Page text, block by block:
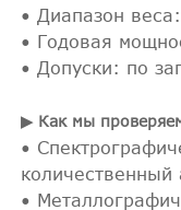
• Диапазон
• Годовая
• Допуски: по
▶ Как мы
•
количественный
•